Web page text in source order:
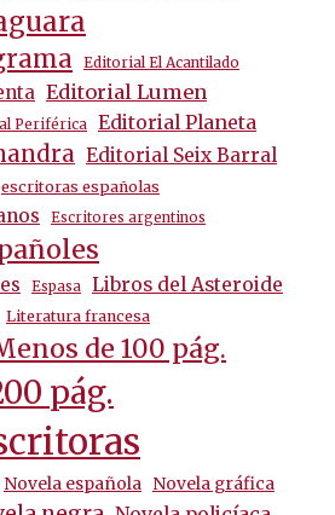
Editorial El Acantilado
Editorial Lumen
Periférica Editorial Planeta
Editorial Seix Barral
escritoras españolas
Escritores argentinos
Espasa Libros del Asteroide
Literatura francesa
de 100 pág.
pág.
Novela española Novela gráfica